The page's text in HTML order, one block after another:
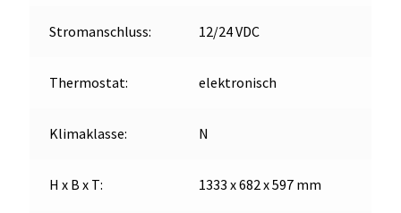
Stromanschluss: 12/24 VDC
Thermostat: elektronisch
Klimaklasse: N
H x B x T: 1333 x 682 x 597 mm